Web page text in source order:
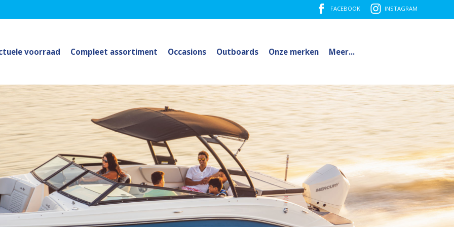
FACEBOOK INSTAGRAM
voorraad Compleet assortiment Occasions Outboards Onze merken Meer...